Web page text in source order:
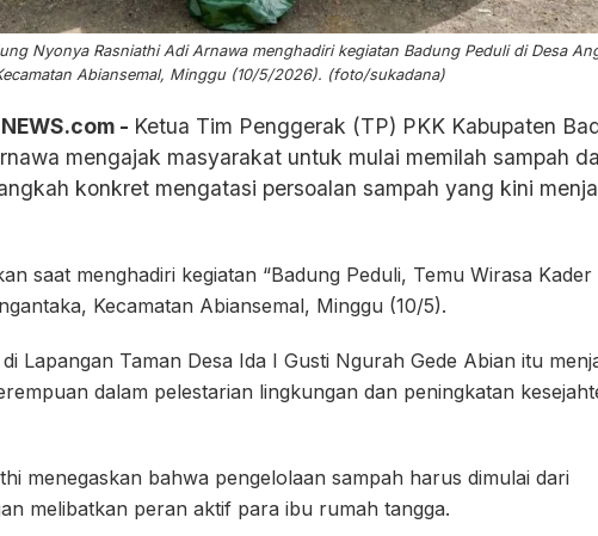
Nyonya Rasniathi Adi Arnawa menghadiri kegiatan Badung Peduli di Desa
Abiansemal, Minggu (10/5/2026). (foto/sukadana)
- Ketua Tim Penggerak (TP) PKK Kabupaten
mengajak masyarakat untuk mulai memilah sampah
konkret mengatasi persoalan sampah yang kini
saat menghadiri kegiatan “Badung Peduli, Temu Wirasa Kader
Kecamatan Abiansemal, Minggu (10/5).
Lapangan Taman Desa Ida I Gusti Ngurah Gede Abian itu
dalam pelestarian lingkungan dan peningkatan
menegaskan bahwa pengelolaan sampah harus dimulai dari
melibatkan peran aktif para ibu rumah tangga.